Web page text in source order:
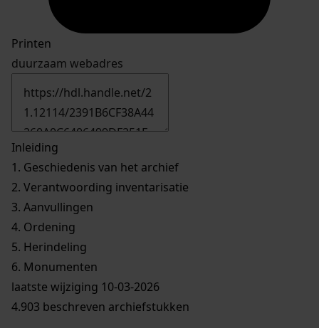
Printen
duurzaam webadres
Inleiding
1. Geschiedenis van het archief
2. Verantwoording inventarisatie
3. Aanvullingen
4. Ordening
5. Herindeling
6. Monumenten
laatste wijziging 10-03-2026
4.903 beschreven archiefstukken